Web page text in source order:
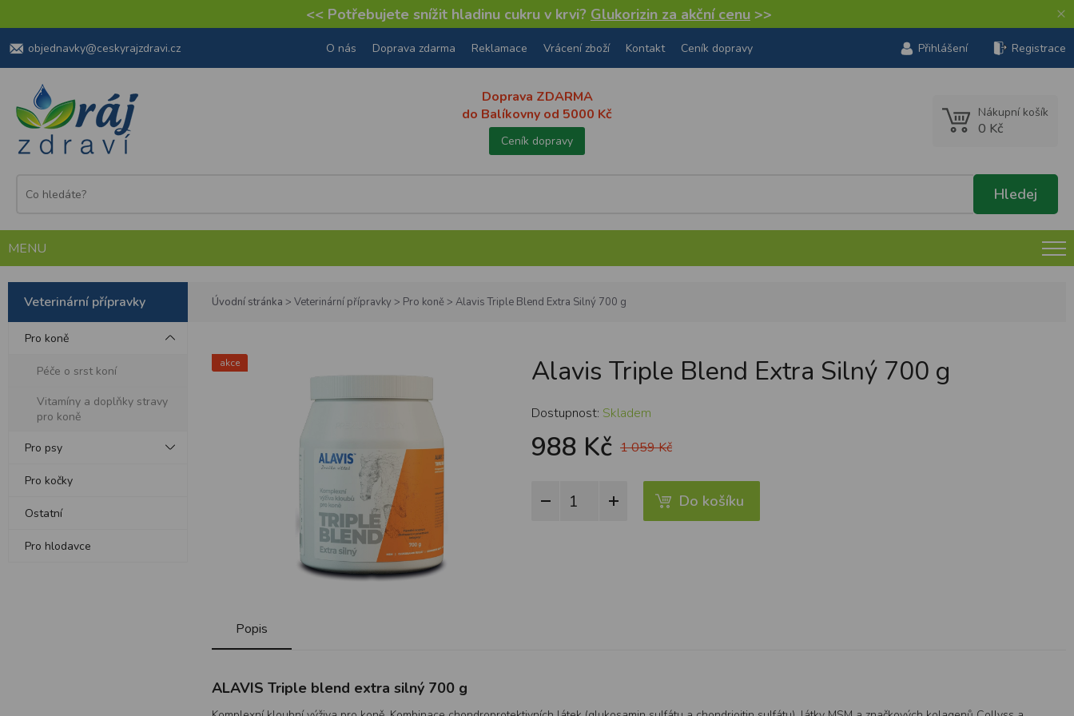
<< Potřebujete snížit hladinu cukru v krvi? Glukorizin za akční cenu >> ×
objednavky@ceskyrajzdravi.cz O nás Doprava zdarma Reklamace Vrácení zboží Kontakt Ceník dopravy Přihlášení Registrace
Doprava ZDARMA
do Balíkovny od 5000 Kč
Ceník dopravy
Nákupní košík
0 Kč
MENU
Veterinární přípravky
Pro koně
Péče o srst koní
Vitamíny a doplňky stravy
pro koně
Pro psy
Pro kočky
Ostatní
Pro hlodavce
Úvodní stránka > Veterinární přípravky > Pro koně > Alavis Triple Blend Extra Silný 700 g
akce Alavis Triple Blend Extra Silný 700 g
Dostupnost: Skladem
988 Kč 1 059 Kč
Do košíku
Popis
ALAVIS Triple blend extra silný 700 g